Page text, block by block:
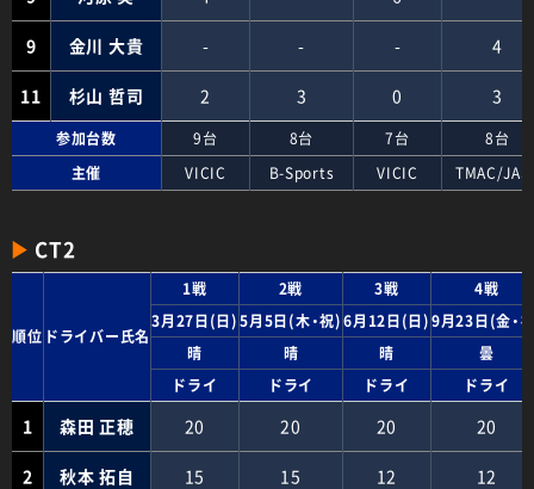
9 金川 大貴 - - - 4
11 杉山 哲司 2 3 0 3
参加台数 9台 8台 7台
8台
主催
VICIC B-Sports VICIC TMAC/
CT2
順位 ドライバー氏名
1戦 2戦 3戦
4戦
3月27日(日)5月5日(木・祝)6月12日(日)9月23日(金・
晴
晴 晴
曇
ドライ
ドライ ドライ ドライ
1 森田 正穂 20 20 20 20
2 秋本 拓自 15 15 12 12